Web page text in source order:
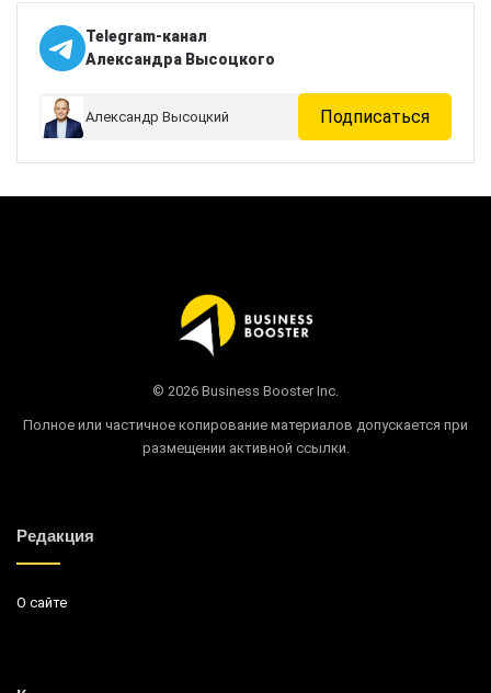
Telegram-канал
Александра Высоцкого
Александр Высоцкий Подписаться
© 2026 Business Booster Inc.
Полное или частичное копирование материалов допускается при
размещении активной ссылки.
Редакция
О сайте